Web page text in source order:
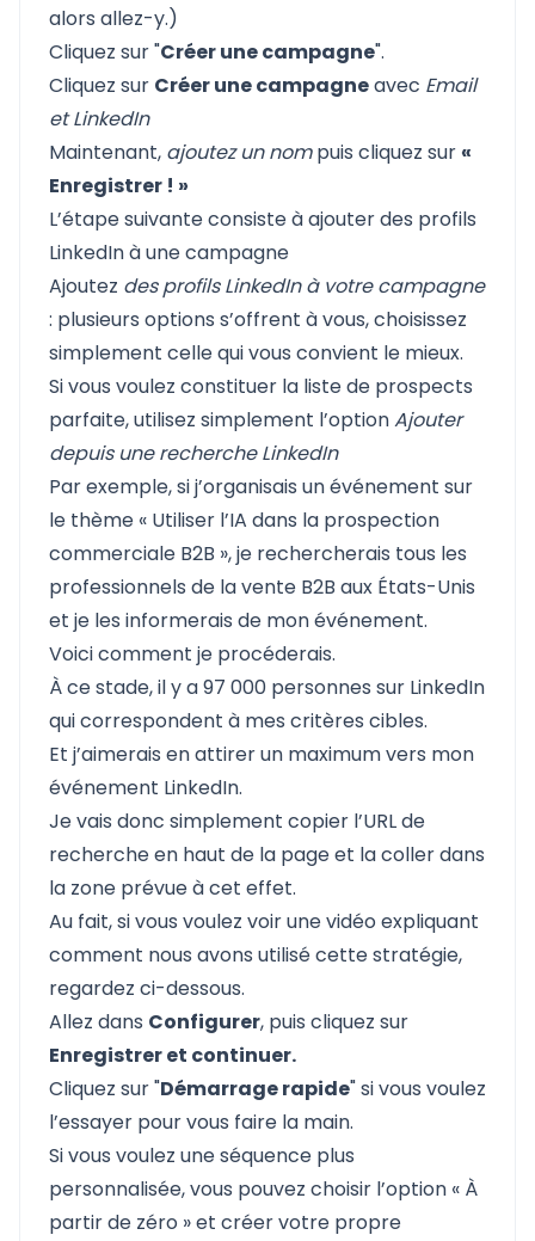
alors allez-y.)
Cliquez sur "Créer une campagne".
Cliquez sur Créer une campagneavec Email
et LinkedIn
Maintenant, ajoutez un nompuis cliquez sur «
Enregistrer ! »
L’étape suivante consiste à ajouter des profils
LinkedIn à une campagne
Ajoutez des profils LinkedIn à votre campagne
: plusieurs options s’offrent à vous, choisissez
simplement celle qui vous convient le mieux.
Si vous voulez constituer la liste de prospects
parfaite, utilisez simplement l’optionAjouter
depuis une recherche LinkedIn
Par exemple, si j’organisais un événement sur
le thème « Utiliser l’IA dans la prospection
commerciale B2B », je rechercherais tous les
professionnels de la vente B2B aux États-Unis
et je les informerais de mon événement.
Voici comment je procéderais.
À ce stade, il y a 97 000 personnes sur LinkedIn
qui correspondent à mes critères cibles.
Et j’aimerais en attirer un maximum vers mon
événement LinkedIn.
Je vais donc simplement copier l’URL de
recherche en haut de la page et la coller dans
la zone prévue à cet effet.
Au fait, si vous voulez voir une vidéo expliquant
comment nous avons utilisé cette stratégie,
regardez ci-dessous.
Allez dans Configurer, puis cliquez sur
Enregistrer et continuer.
Cliquez sur "Démarrage rapide" si vous voulez
l’essayer pour vous faire la main.
Si vous voulez une séquence plus
personnalisée, vous pouvez choisir l’option « À
partir de zéro » et créer votre propre